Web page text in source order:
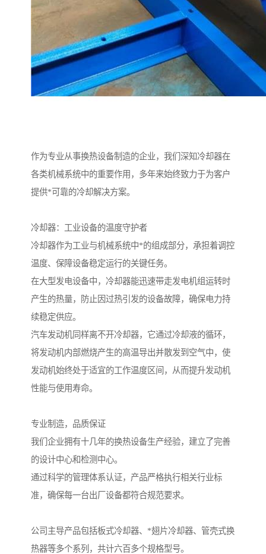
作为专业从事换热设备制造的企业，我们深知冷却器在
各类机械系统中的重要作用，多年来始终致力于为客户
提供*可靠的冷却解决方案。
冷却器：工业设备的温度守护者
冷却器作为工业与机械系统中*的组成部分，承担着调控
温度、保障设备稳定运行的关键任务。
在大型发电设备中，冷却器能迅速带走发电机组运转时
产生的热量，防止因过热引发的设备故障，确保电力持
续稳定供应。
汽车发动机同样离不开冷却器，它通过冷却液的循环，
将发动机内部燃烧产生的高温导出并散发到空气中，使
发动机始终处于适宜的工作温度区间，从而提升发动机
性能与使用寿命。
专业制造，品质保证
我们企业拥有十几年的换热设备生产经验，建立了完善
的设计中心和检测中心。
通过科学的管理体系认证，产品严格执行相关行业标
准，确保每一台出厂设备都符合规范要求。
公司主导产品包括板式冷却器、*翅片冷却器、管壳式换
热器等多个系列，共计六百多个规格型号。